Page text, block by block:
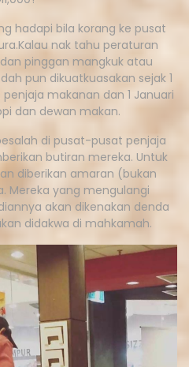
hadapi bila korang ke pusat
nak tahu peraturan
pinggan mangkuk atau
pun dikuatkuasakan sejak 1
makanan dan 1 Januari
dan dewan makan.
di pusat-pusat penjaja
butiran mereka. Untuk
diberikan amaran (bukan
Mereka yang mengulangi
akan dikenakan denda
didakwa di mahkamah.